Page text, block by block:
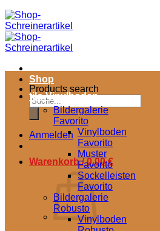
Products search
Anmelden
Warenkorb /0,00€
Shop
tilo Vinylboden
Bildergalerie
Favorito
Vinylboden
Favorito
Muster
Favorito
Sockelleisten
Favorito
Bildergalerie
Robusto
Vinylboden